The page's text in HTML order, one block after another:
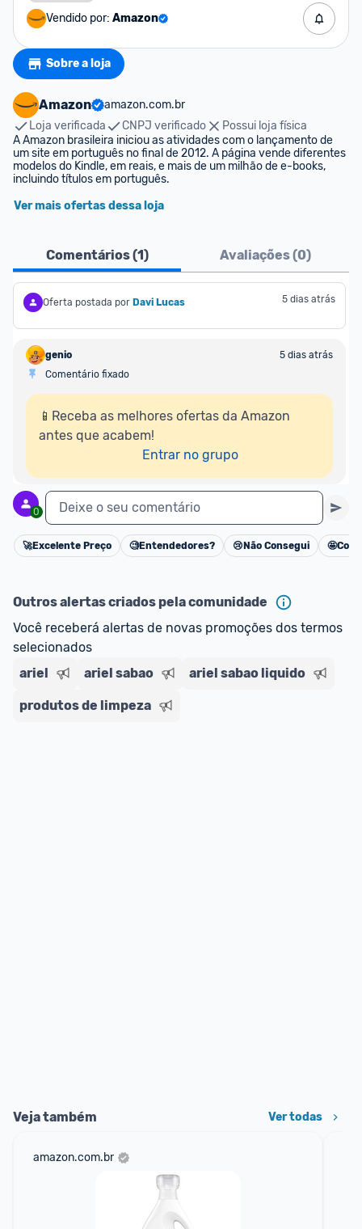
Vendido por: Amazon
Sobre a loja
Amazon
amazon.com.br
Loja verificada
CNPJ verificado
Possui loja física
A Amazon brasileira iniciou as atividades com o lançamento de
um site em português no final de 2012. A página vende diferentes
modelos do Kindle, em reais, e mais de um milhão de e-books,
incluindo títulos em português.
Ver mais ofertas dessa loja
Comentários (1) Avaliações (0)
Oferta postada por Davi Lucas 5 dias atrás
genio
5 dias atrás
Comentário fixado
📱Receba as melhores ofertas da Amazon
antes que acabem!
Entrar no grupo
0 Deixe o seu comentário
Cancelar
🚀Excelente Preço 🧐Entendedores? 😢 Não Consegui 🤩
Outros alertas criados pela comunidade
Você receberá alertas de novas promoções dos termos
selecionados
ariel
ariel sabao ariel sabao liquido
produtos de limpeza
Veja também Ver todas
amazon.com.br